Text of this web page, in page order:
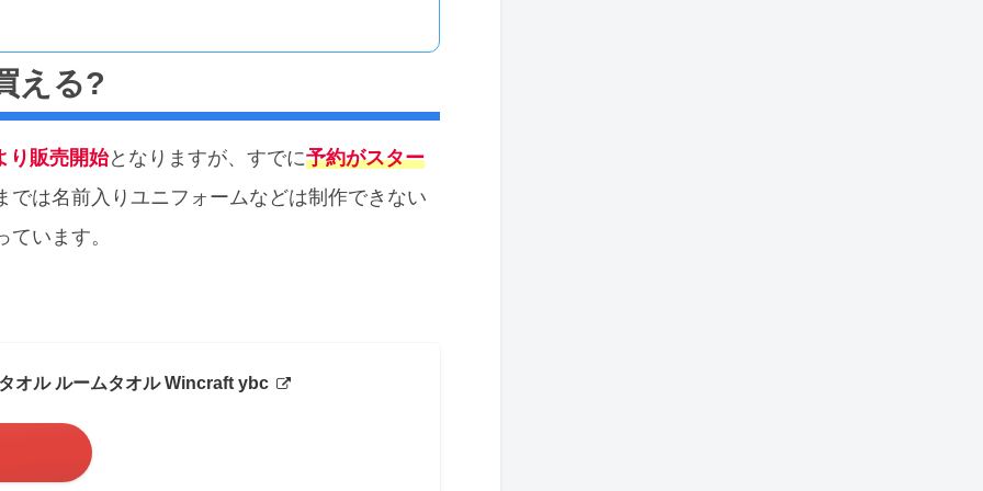
える?
り販売開始となりますが、すでに予約がスター
では名前入りユニフォームなどは制作できない
います。
オル ルームタオル Wincraft ybc